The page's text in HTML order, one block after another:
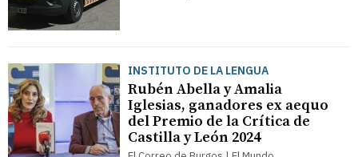
INSTITUTO DE LA LENGUA
Rubén Abella y Amalia
Iglesias, ganadores ex aequo
del Premio de la Crítica de
Castilla y León 2024